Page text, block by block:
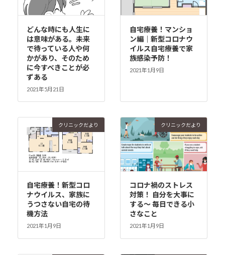
どんな時にも人生に
は意味がある。未来
で待っている人や何
かがあり、そのため
に今すべきことが必
ずある
2021年5月21日
自宅療養！マンショ
ン編｜新型コロナウ
イルス自宅療養で家
族感染予防！
2021年1月9日
クリニックだより
自宅療養！新型コロ
ナウイルス、家族に
うつさない自宅の待
機方法
2021年1月9日
クリニックだより
コロナ禍のストレス
対策！ 自分を大事に
する～ 毎日できる小
さなこと
2021年1月9日